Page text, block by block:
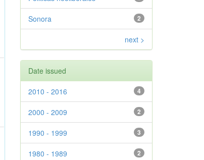
2
Sonora
next >
Date issued
4
2010 - 2016
2
2000 - 2009
3
1990 - 1999
2
1980 - 1989